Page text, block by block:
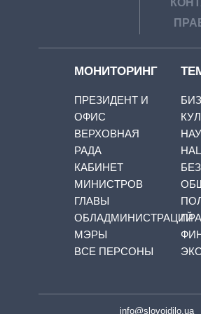
МОНИТОРИНГ
ПРЕЗИДЕНТ И
ОФИС
ВЕРХОВНАЯ
РАДА
КАБИНЕТ
МИНИСТРОВ
ГЛАВЫ
ОБЛАДМИНИСТРАЦИЙ
МЭРЫ
ВСЕ ПЕРСОНЫ
info@slovoidilo.ua